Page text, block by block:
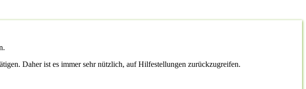
Daher ist es immer sehr nützlich, auf Hilfestellungen zurückzugreifen.